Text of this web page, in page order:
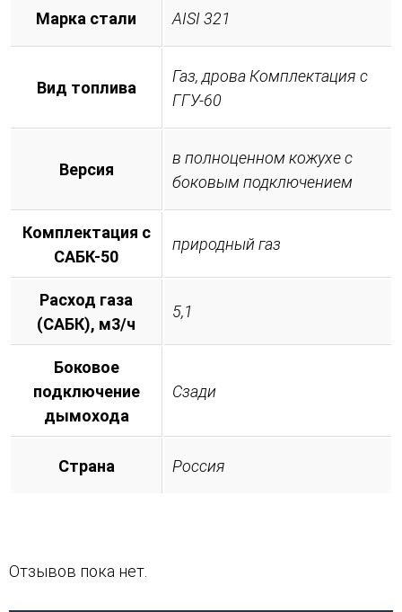
Марка стали AISI 321
Вид топлива
Газ, дрова Комплектация с
ГГУ-60
Версия
в полноценном кожухе с
боковым подключением
Комплектация с
САБК-50
природный газ
Расход газа
(САБК), м3/ч
5,1
Боковое
подключение
дымохода
Сзади
Страна Россия
Отзывов пока нет.